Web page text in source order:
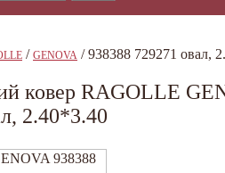
/ GENOVA / 938388 729271 овал,
ковер RAGOLLE
2.40*3.40